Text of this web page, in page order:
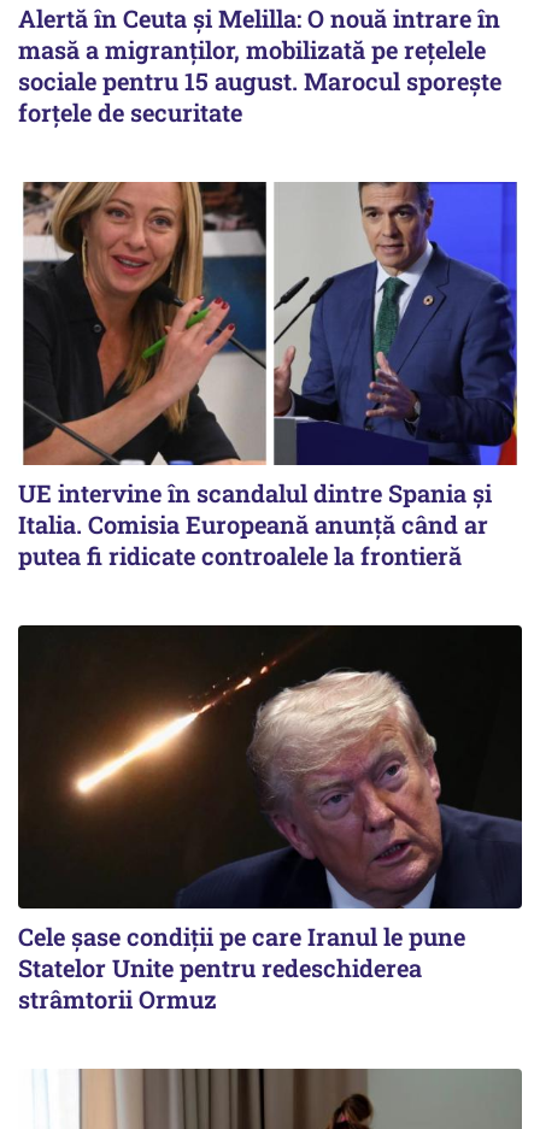
Alertă în Ceuta și Melilla: O nouă intrare în
masă a migranților, mobilizată pe rețelele
sociale pentru 15 august. Marocul sporește
forțele de securitate
UE intervine în scandalul dintre Spania și
Italia. Comisia Europeană anunță când ar
putea fi ridicate controalele la frontieră
Cele șase condiții pe care Iranul le pune
Statelor Unite pentru redeschiderea
strâmtorii Ormuz